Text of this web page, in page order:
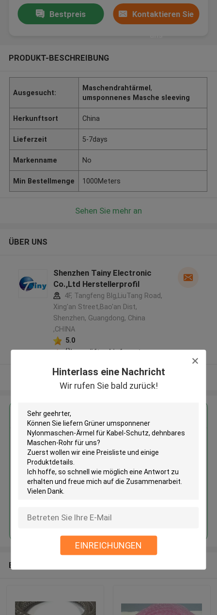
Hinterlass eine Nachricht
Wir rufen Sie bald zurück!
EINREICHUNGEN
Bestpreis Kontaktieren Sie
PRODUKT-BESCHREIBUNG
Ausgesucht:
Maschendrahtärmel,
umsponnenes Masche sleeving
Herkunftsort China
Lieferzeit 5-7days
Markenname No
Min Bestellmenge 1000Meters
Sehen Sie mehr an
ÜBER UNS
Shenzhen Tainy Electronic
Co.,Ltd Herstellerprofil
4F, Tangfeng Blg,LiuTang Road,
Xing'an Street,Bao'an Dist,
Shenzhen, Guangdong, China
,CHINA
5.0
Überprüfter Lieferant
Sehen Sie mehr an
Erhalten Sie den besten Preis für
Grüner umsponnener
Nylonmaschen-Ärmel für Kabel-
Rohr
Fortsetzen
Empfohlene Produkte